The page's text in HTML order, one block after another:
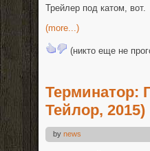
Трейлер под катом, вот.
(more...)
(никто еще не
Терминатор:
Тейлор, 2015)
by news